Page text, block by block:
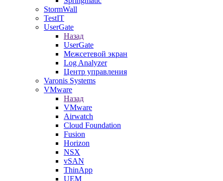
StormWall
TestIT
UserGate
Назад
UserGate
Межсетевой экран
Log Analyzer
Центр управления
Varonis Systems
VMware
Назад
VMware
Airwatch
Cloud Foundation
Fusion
Horizon
NSX
vSAN
ThinApp
UEM